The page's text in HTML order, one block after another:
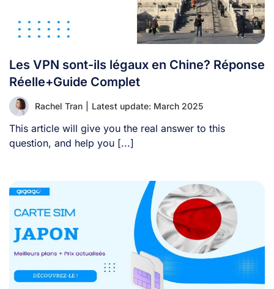
Les VPN sont-ils légaux en Chine? Réponse
Réelle+Guide Complet
Rachel Tran Latest update: March 2025
This article will give you the real answer to this
question, and help you [...]